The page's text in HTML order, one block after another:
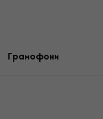
Грамофони